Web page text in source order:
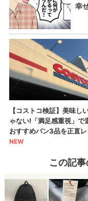
この記事